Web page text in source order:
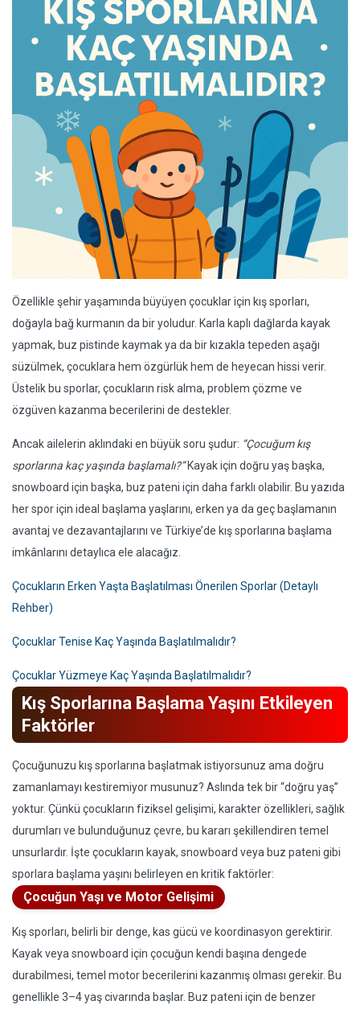
Özellikle şehir yaşamında büyüyen çocuklar için kış sporları,
doğayla bağ kurmanın da bir yoludur. Karla kaplı dağlarda kayak
yapmak, buz pistinde kaymak ya da bir kızakla tepeden aşağı
süzülmek, çocuklara hem özgürlük hem de heyecan hissi verir.
Üstelik bu sporlar, çocukların risk alma, problem çözme ve
özgüven kazanma becerilerini de destekler.
Ancak ailelerin aklındaki en büyük soru şudur: “Çocuğum kış
sporlarına kaç yaşında başlamalı?”Kayak için doğru yaş başka,
snowboard için başka, buz pateni için daha farklı olabilir. Bu yazıda
her spor için ideal başlama yaşlarını, erken ya da geç başlamanın
avantaj ve dezavantajlarını ve Türkiye’de kış sporlarına başlama
imkânlarını detaylıca ele alacağız.
Çocukların Erken Yaşta Başlatılması Önerilen Sporlar (Detaylı
Rehber)
Çocuklar Tenise Kaç Yaşında Başlatılmalıdır?
Çocuklar Yüzmeye Kaç Yaşında Başlatılmalıdır?
Kış Sporlarına Başlama Yaşını Etkileyen
Faktörler
Çocuğunuzu kış sporlarına başlatmak istiyorsunuz ama doğru
zamanlamayı kestiremiyor musunuz? Aslında tek bir “doğru yaş”
yoktur. Çünkü çocukların fiziksel gelişimi, karakter özellikleri, sağlık
durumları ve bulunduğunuz çevre, bu kararı şekillendiren temel
unsurlardır. İşte çocukların kayak, snowboard veya buz pateni gibi
sporlara başlama yaşını belirleyen en kritik faktörler:
Çocuğun Yaşı ve Motor Gelişimi
Kış sporları, belirli bir denge, kas gücü ve koordinasyon gerektirir.
Kayak veya snowboard için çocuğun kendi başına dengede
durabilmesi, temel motor becerilerini kazanmış olması gerekir. Bu
genellikle 3–4 yaş civarında başlar. Buz pateni için de benzer